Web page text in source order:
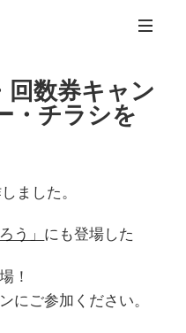
回数券キャン
・チラシを
ました。
う」 にも登場した
！
にご参加ください。